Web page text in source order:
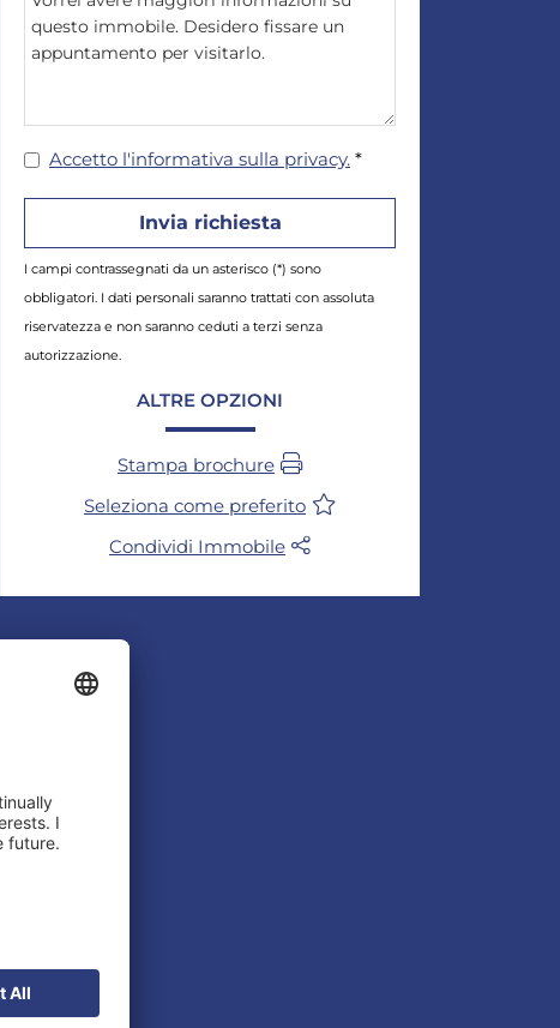
Accetto l'informativa sulla privacy. *
I campi contrassegnati da un asterisco (*) sono
obbligatori. I dati personali saranno trattati con assoluta
riservatezza e non saranno ceduti a terzi senza
autorizzazione.
ALTRE OPZIONI
Stampa brochure
Seleziona come preferito
Condividi Immobile